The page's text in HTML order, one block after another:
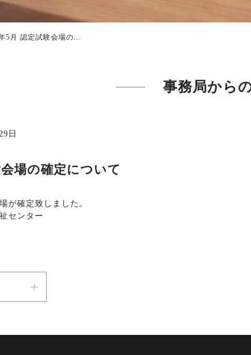
5月 認定試験会場の...
事務局から
日
場の確定について
が確定致しました。
センター